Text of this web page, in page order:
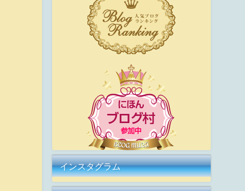
インスタグラム